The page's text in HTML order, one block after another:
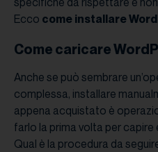
Ecco come installare
Come caricare
Anche se può sembrare
complessa, installare
appena acquistato è
farlo la prima volta per
Qual è la procedura da